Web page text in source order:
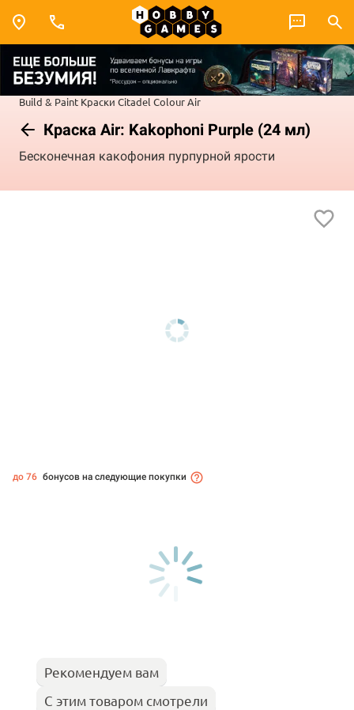
Build & Paint Краски Citadel ColourAir
Краска Air: Kakophoni Purple (24 мл)
Бесконечная какофония пурпурной ярости
до 76 бонусов на следующие покупки
Рекомендуем вам
С этим товаром смотрели